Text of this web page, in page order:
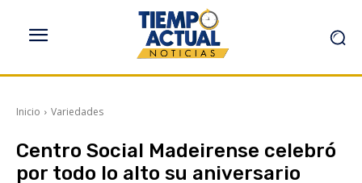
Inicio Variedades
Centro Social Madeirense celebró
por todo lo alto su aniversario